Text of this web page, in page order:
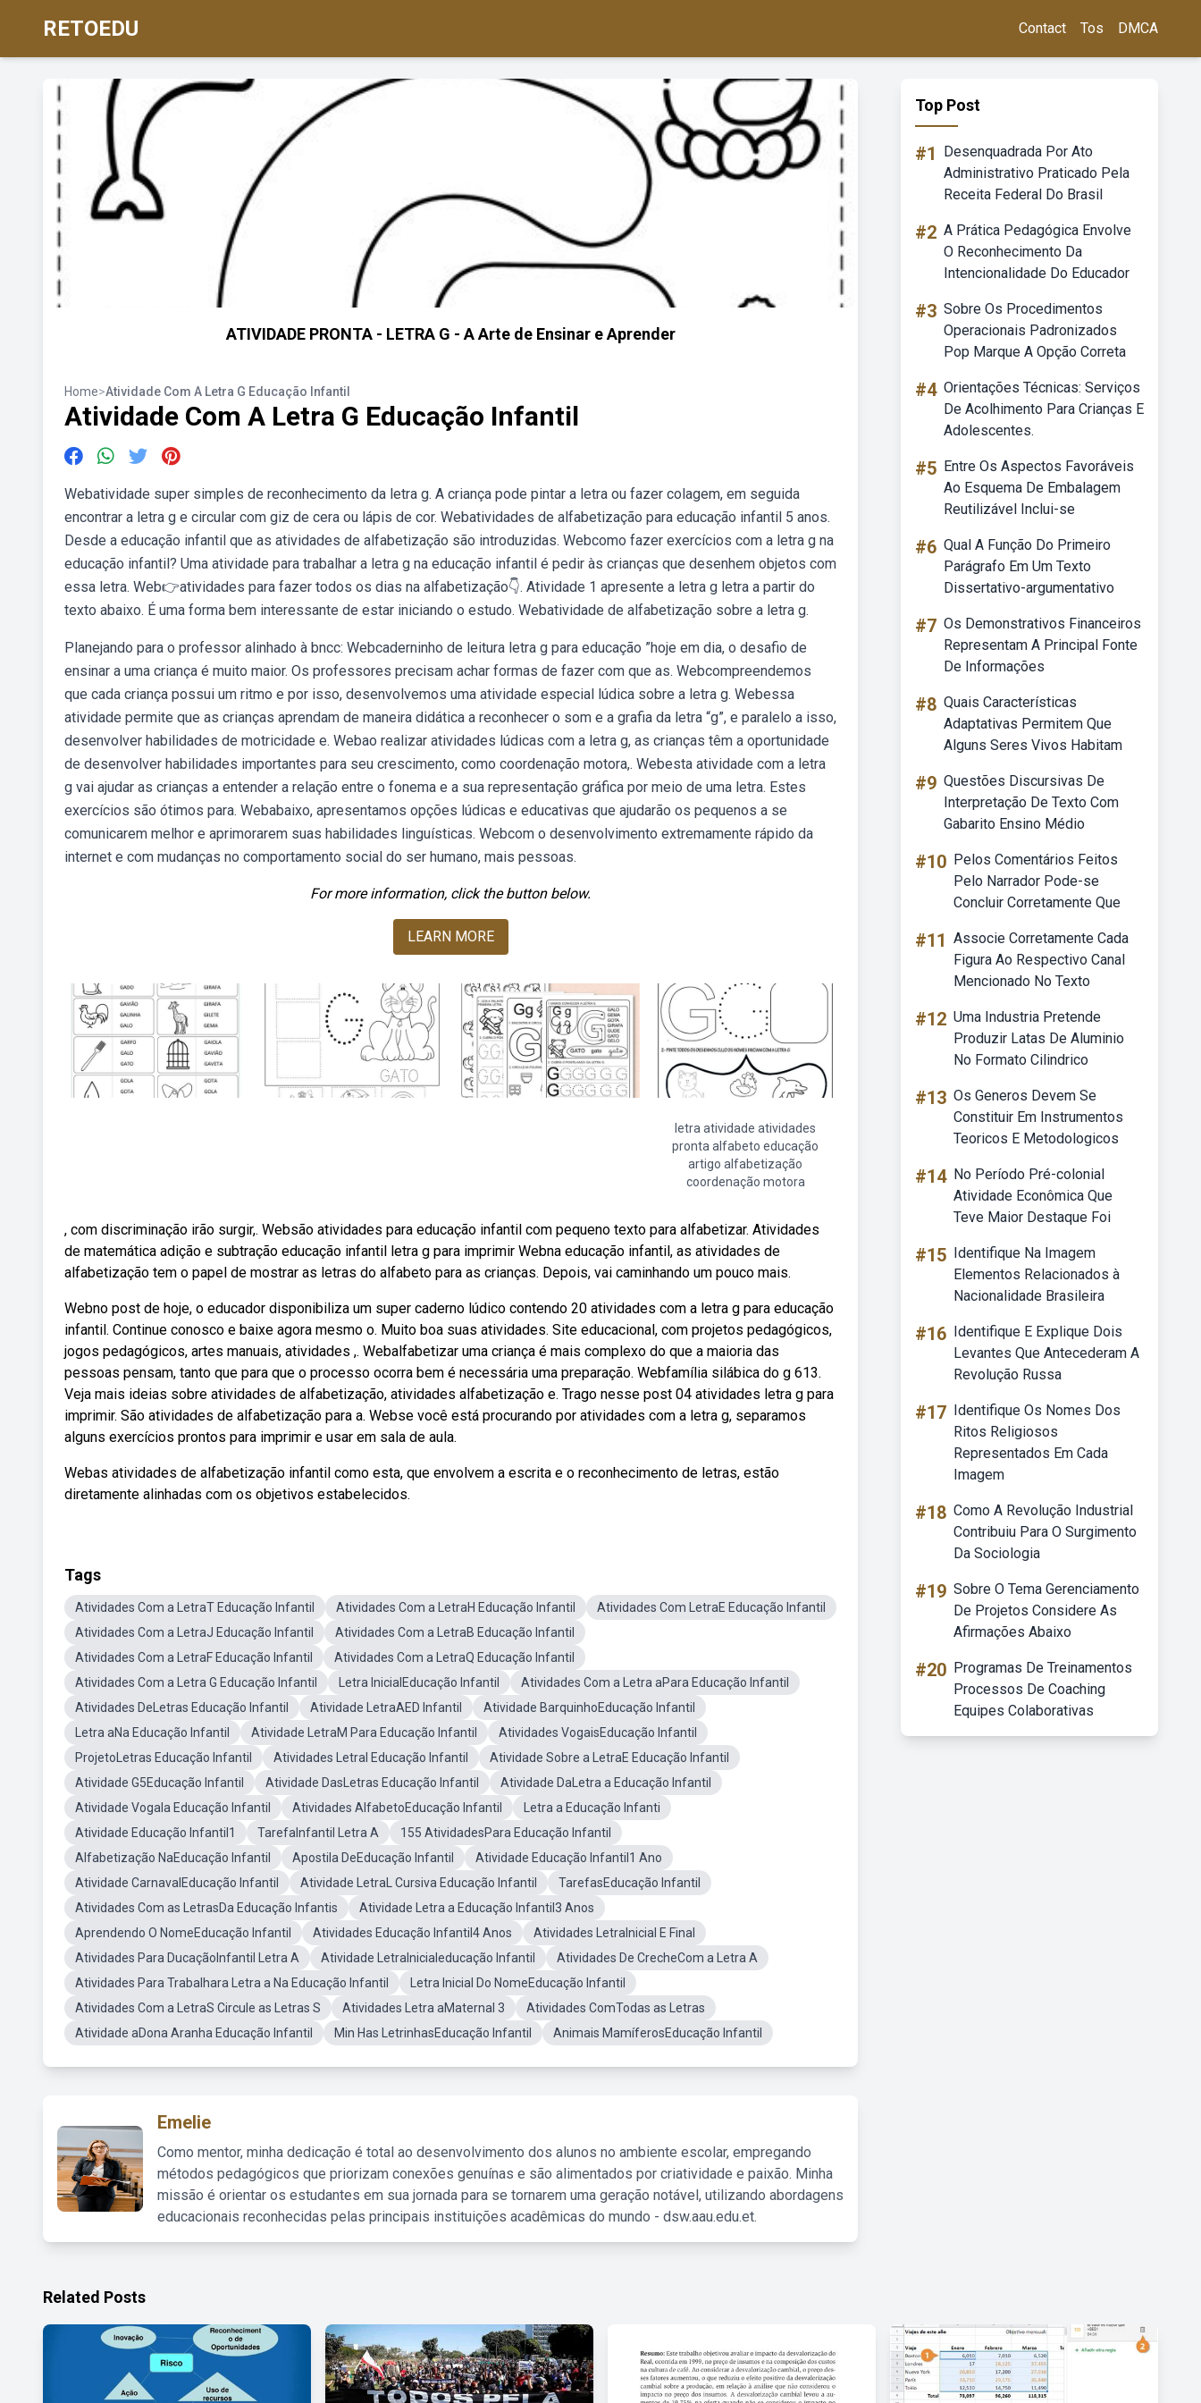
RETOEDU Contact Tos DMCA
ATIVIDADE PRONTA - LETRA G - A Arte de Ensinar e Aprender
Home>Atividade Com A Letra G Educação Infantil
Atividade Com A Letra G Educação Infantil
Webatividade super simples de reconhecimento da letra g. A criança pode pintar a letra ou fazer colagem, em seguida
encontrar a letra g e circular com giz de cera ou lápis de cor. Webatividades de alfabetização para educação infantil 5 anos.
Desde a educação infantil que as atividades de alfabetização são introduzidas. Webcomo fazer exercícios com a letra g na
educação infantil? Uma atividade para trabalhar a letra g na educação infantil é pedir às crianças que desenhem objetos com
essa letra. Web👉atividades para fazer todos os dias na alfabetização👇. Atividade 1 apresente a letra g letra a partir do
texto abaixo. É uma forma bem interessante de estar iniciando o estudo. Webatividade de alfabetização sobre a letra g.
Planejando para o professor alinhado à bncc: Webcaderninho de leitura letra g para educação ”hoje em dia, o desafio de
ensinar a uma criança é muito maior. Os professores precisam achar formas de fazer com que as. Webcompreendemos
que cada criança possui um ritmo e por isso, desenvolvemos uma atividade especial lúdica sobre a letra g. Webessa
atividade permite que as crianças aprendam de maneira didática a reconhecer o som e a grafia da letra “g”, e paralelo a isso,
desenvolver habilidades de motricidade e. Webao realizar atividades lúdicas com a letra g, as crianças têm a oportunidade
de desenvolver habilidades importantes para seu crescimento, como coordenação motora,. Webesta atividade com a letra
g vai ajudar as crianças a entender a relação entre o fonema e a sua representação gráfica por meio de uma letra. Estes
exercícios são ótimos para. Webabaixo, apresentamos opções lúdicas e educativas que ajudarão os pequenos a se
comunicarem melhor e aprimorarem suas habilidades linguísticas. Webcom o desenvolvimento extremamente rápido da
internet e com mudanças no comportamento social do ser humano, mais pessoas.
For more information, click the button below.
LEARN MORE
letra atividade atividades
pronta alfabeto educação
artigo alfabetização
coordenação motora
, com discriminação irão surgir,. Websão atividades para educação infantil com pequeno texto para alfabetizar. Atividades
de matemática adição e subtração educação infantil letra g para imprimir Webna educação infantil, as atividades de
alfabetização tem o papel de mostrar as letras do alfabeto para as crianças. Depois, vai caminhando um pouco mais.
Webno post de hoje, o educador disponibiliza um super caderno lúdico contendo 20 atividades com a letra g para educação
infantil. Continue conosco e baixe agora mesmo o. Muito boa suas atividades. Site educacional, com projetos pedagógicos,
jogos pedagógicos, artes manuais, atividades ,. Webalfabetizar uma criança é mais complexo do que a maioria das
pessoas pensam, tanto que para que o processo ocorra bem é necessária uma preparação. Webfamília silábica do g 613.
Veja mais ideias sobre atividades de alfabetização, atividades alfabetização e. Trago nesse post 04 atividades letra g para
imprimir. São atividades de alfabetização para a. Webse você está procurando por atividades com a letra g, separamos
alguns exercícios prontos para imprimir e usar em sala de aula.
Webas atividades de alfabetização infantil como esta, que envolvem a escrita e o reconhecimento de letras, estão
diretamente alinhadas com os objetivos estabelecidos.
Tags
Atividades Com a LetraT Educação Infantil Atividades Com a LetraH Educação Infantil
Atividades Com LetraE Educação Infantil
Atividades Com a LetraJ Educação Infantil
Atividades Com a LetraB Educação Infantil
Atividades Com a LetraF Educação Infantil
Atividades Com a LetraQ Educação Infantil
Atividades Com a Letra G Educação Infantil
Letra InicialEducação Infantil
Atividades Com a Letra aPara Educação Infantil
Atividades DeLetras Educação Infantil
Atividade LetraAED Infantil
Atividade BarquinhoEducação Infantil
Letra aNa Educação Infantil
Atividade LetraM Para Educação Infantil
Atividades VogaisEducação Infantil
ProjetoLetras Educação Infantil
Atividades LetraI Educação Infantil
Atividade Sobre a LetraE Educação Infantil
Atividade G5Educação Infantil
Atividade DasLetras Educação Infantil
Atividade DaLetra a Educação Infantil
Atividade Vogala Educação Infantil
Atividades AlfabetoEducação Infantil
Letra a Educação Infanti
Atividade Educação Infantil1
TarefaInfantil Letra A
155 AtividadesPara Educação Infantil
Alfabetização NaEducação Infantil
Apostila DeEducação Infantil
Atividade Educação Infantil1 Ano
Atividade CarnavalEducação Infantil
Atividade LetraL Cursiva Educação Infantil
TarefasEducação Infantil
Atividades Com as LetrasDa Educação Infantis
Atividade Letra a Educação Infantil3 Anos
Aprendendo O NomeEducação Infantil
Atividades Educação Infantil4 Anos
Atividades LetraInicial E Final
Atividades Para DucaçãoInfantil Letra A
Atividade LetraInicialeducação Infantil
Atividades De CrecheCom a Letra A
Atividades Para Trabalhara Letra a Na Educação Infantil
Letra Inicial Do NomeEducação Infantil
Atividades Com a LetraS Circule as Letras S
Atividades Letra aMaternal 3
Atividades ComTodas as Letras
Atividade aDona Aranha Educação Infantil
Min Has LetrinhasEducação Infantil Animais MamíferosEducação Infantil
Emelie
Como mentor, minha dedicação é total ao desenvolvimento dos alunos no ambiente escolar, empregando
métodos pedagógicos que priorizam conexões genuínas e são alimentados por criatividade e paixão. Minha
missão é orientar os estudantes em sua jornada para se tornarem uma geração notável, utilizando abordagens
educacionais reconhecidas pelas principais instituições acadêmicas do mundo - dsw.aau.edu.et.
Top Post
#1
Desenquadrada Por Ato
Administrativo Praticado Pela
Receita Federal Do Brasil
#2 A Prática Pedagógica Envolve
O Reconhecimento Da
Intencionalidade Do Educador
#3 Sobre Os Procedimentos
Operacionais Padronizados
Pop Marque A Opção Correta
#4 Orientações Técnicas: Serviços
De Acolhimento Para Crianças E
Adolescentes.
#5 Entre Os Aspectos Favoráveis
Ao Esquema De Embalagem
Reutilizável Inclui-se
#6 Qual A Função Do Primeiro
Parágrafo Em Um Texto
Dissertativo-argumentativo
#7 Os Demonstrativos Financeiros
Representam A Principal Fonte
De Informações
#8 Quais Características
Adaptativas Permitem Que
Alguns Seres Vivos Habitam
#9 Questões Discursivas De
Interpretação De Texto Com
Gabarito Ensino Médio
#10 Pelos Comentários Feitos
Pelo Narrador Pode-se
Concluir Corretamente Que
#11 Associe Corretamente Cada
Figura Ao Respectivo Canal
Mencionado No Texto
#12 Uma Industria Pretende
Produzir Latas De Aluminio
No Formato Cilindrico
#13 Os Generos Devem Se
Constituir Em Instrumentos
Teoricos E Metodologicos
#14 No Período Pré-colonial
Atividade Econômica Que
Teve Maior Destaque Foi
#15 Identifique Na Imagem
Elementos Relacionados à
Nacionalidade Brasileira
#16 Identifique E Explique Dois
Levantes Que Antecederam A
Revolução Russa
#17 Identifique Os Nomes Dos
Ritos Religiosos
Representados Em Cada
Imagem
#18 Como A Revolução Industrial
Contribuiu Para O Surgimento
Da Sociologia
#19 Sobre O Tema Gerenciamento
De Projetos Considere As
Afirmações Abaixo
#20 Programas De Treinamentos
Processos De Coaching
Equipes Colaborativas
Related Posts